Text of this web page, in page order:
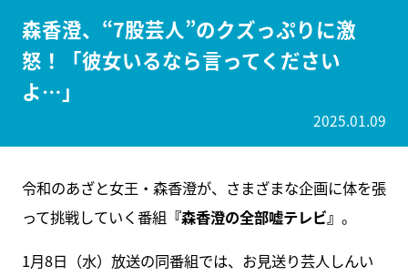
森香澄、“7股芸人”のクズっぷりに激
怒！「彼女いるなら言ってください
よ…」
2025.01.09
令和のあざと女王・森香澄が、さまざまな企画に体を張
って挑戦していく番組 『森香澄の全部嘘テレビ』 。
1月8日（水）放送の同番組では、お見送り芸人しんい